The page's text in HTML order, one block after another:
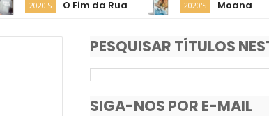
2020'S O Fim da Rua 2020'S Moana
PESQUISAR TÍTULOS
SIGA-NOS POR E-MAIL